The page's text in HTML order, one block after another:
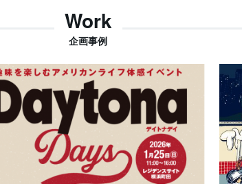
Work
企画事例